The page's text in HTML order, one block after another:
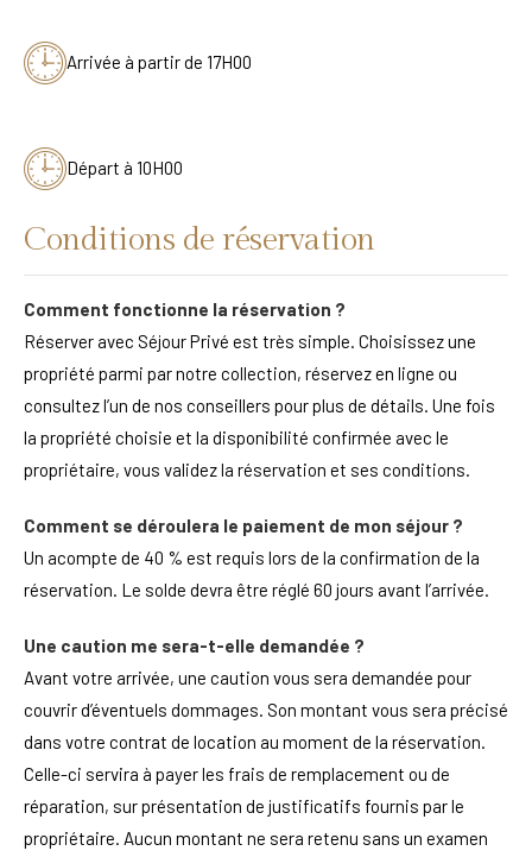
Arrivée à partir de 17H00
Départ à 10H00
Conditions de réservation
Comment fonctionne la réservation ?
Réserver avec Séjour Privé est très simple. Choisissez une
propriété parmi par notre collection, réservez en ligne ou
consultez l’un de nos conseillers pour plus de détails. Une fois
la propriété choisie et la disponibilité confirmée avec le
propriétaire, vous validez la réservation et ses conditions.
Comment se déroulera le paiement de mon séjour ?
Un acompte de 40 % est requis lors de la confirmation de la
réservation. Le solde devra être réglé 60 jours avant l’arrivée.
Une caution me sera-t-elle demandée ?
Avant votre arrivée, une caution vous sera demandée pour
couvrir d’éventuels dommages. Son montant vous sera précisé
dans votre contrat de location au moment de la réservation.
Celle-ci servira à payer les frais de remplacement ou de
réparation, sur présentation de justificatifs fournis par le
propriétaire. Aucun montant ne sera retenu sans un examen